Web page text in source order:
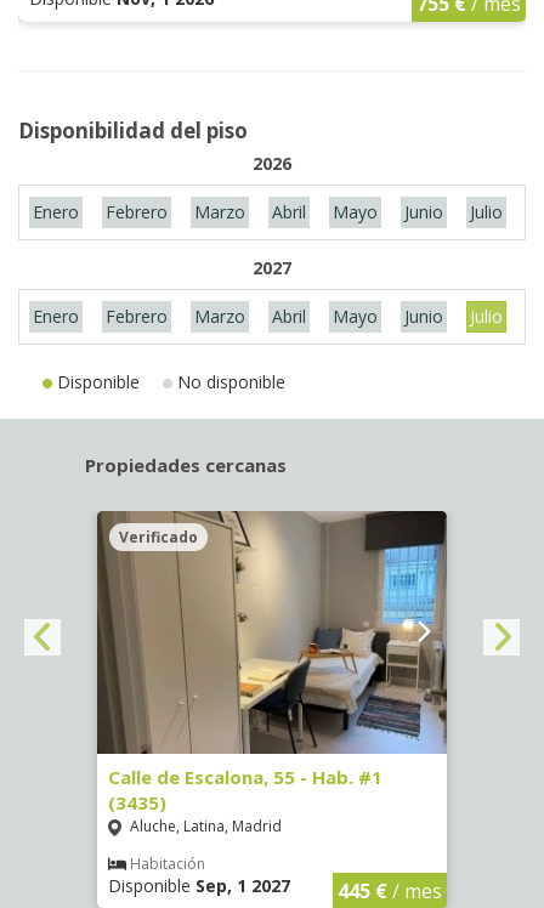
Disponibilidad del piso
2026
Enero Febrero Marzo Abril Mayo Junio Julio
2027
Enero Febrero Marzo Abril Mayo Junio Julio
Disponible No disponible
Propiedades cercanas
Verificado
Calle de Escalona, 55 - Hab. #1
(3435)
Aluche, Latina, Madrid
Habitación
Disponible Sep, 1 2027 445 €/ mes